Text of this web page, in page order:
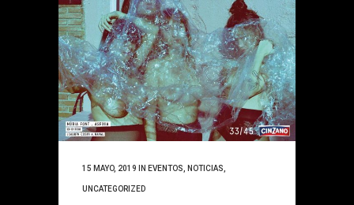
15 MAYO, 2019 IN EVENTOS NOTICIAS
UNCATEGORIZED